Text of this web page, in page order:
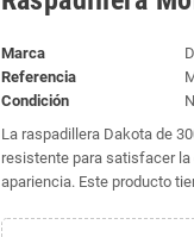
Marca
Referencia
Condición
La raspadillera Dakota de
resistente para satisfacer la
apariencia. Este producto